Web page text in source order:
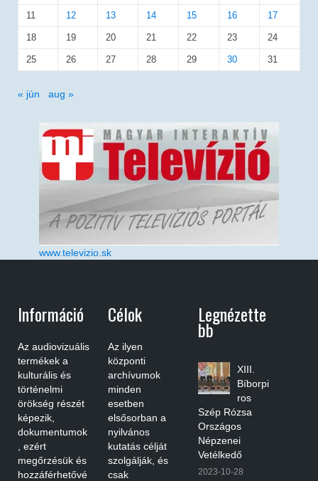
11 12 13 14 15 16 17
18 19 20 21 22 23 24
25 26 27 28 29 30 31
« jún aug »
www.televizio.sk
Információ
Az audiovizuális
termékek a
kulturális és
történelmi
örökség részét
képezik,
dokumentumok
, ezért
megőrzésük és
hozzáférhetővé
Célok
Az ilyen
központi
archívumok
minden
esetben
elsősorban a
nyilvános
kutatás célját
szolgálják, és
csak
Legnézette
Bb
XIII.
Bíborpi
ros
Szép Rózsa
Országos
Népzenei
Vetélkedő
2023-10-28